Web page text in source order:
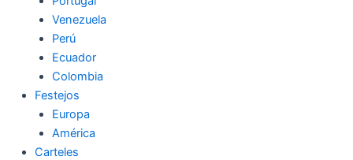
Venezuela
Perú
Ecuador
Colombia
Festejos
Europa
América
Carteles